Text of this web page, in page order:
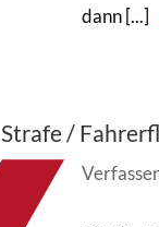
dann [...]
Strafe /